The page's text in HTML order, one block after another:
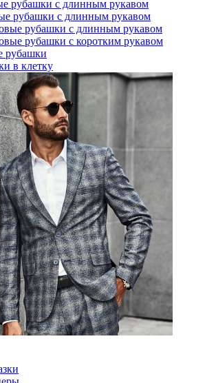
рубашки с длинным рукавом
рубашки с длинным рукавом
рубашки с длинным рукавом
рубашки с коротким рукавом
рубашки
в клетку